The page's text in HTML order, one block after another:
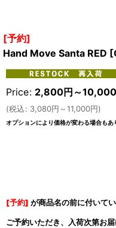
[予約]
Hand Move Santa RED [
Price: 2,800円 ～10,000
(税込: 3,080円 ～11,000円)
オプションにより価格が変わる場合もあ
[予約] が商品名の前に付いて
ご予約いただき、入荷次第お届